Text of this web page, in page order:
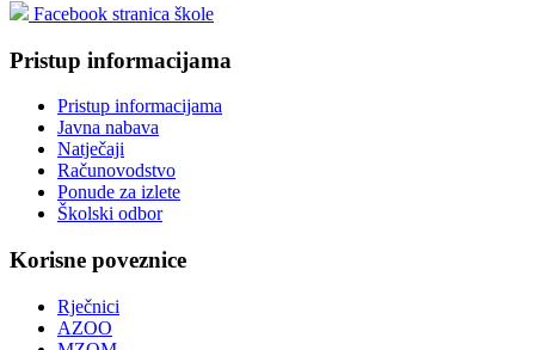
Facebook stranica škole
Pristup informacijama
Pristup informacijama
Javna nabava
Natječaji
Računovodstvo
Ponude za izlete
Školski odbor
Korisne poveznice
Rječnici
AZOO